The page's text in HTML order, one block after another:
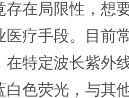
存在局限性，想
医疗手段。目前
在特定波长紫外
白色荧光，与其